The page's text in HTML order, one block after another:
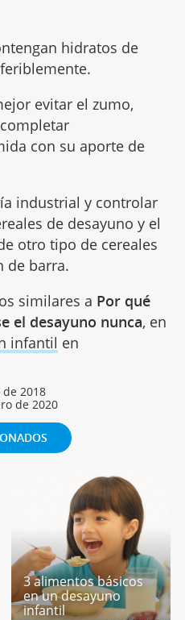
hidratos de
evitar el zumo,
con su aporte de
industrial y controlar
de desayuno y el
otro tipo de cereales
de barra.
similares a Por qué
el desayuno nunca, en
infantil en
2018
de 2020
3 alimentos básicos
en un desayuno
infantil